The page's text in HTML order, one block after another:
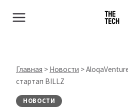
Главная > Новости >
стартап BILLZ
НОВОСТИ